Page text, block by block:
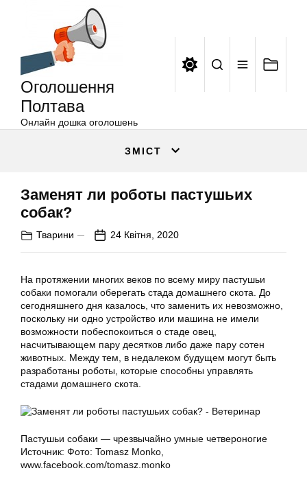
Оголошення
Полтава
Онлайн дошка оголошень
ЗМІСТ
Заменят ли роботы пастушьих
собак?
Тварини 24 Квітня, 2020
На протяжении многих веков по всему миру пастушьи
собаки помогали оберегать стада домашнего скота. До
сегодняшнего дня казалось, что заменить их невозможно,
поскольку ни одно устройство или машина не имели
возможности побеспокоиться о стаде овец,
насчитывающем пару десятков либо даже пару сотен
животных. Между тем, в недалеком будущем могут быть
разработаны роботы, которые способны управлять
стадами домашнего скота.
Пастушьи собаки — чрезвычайно умные четвероногие
Источник: Фото: Tomasz Monko,
www.facebook.com/tomasz.monko